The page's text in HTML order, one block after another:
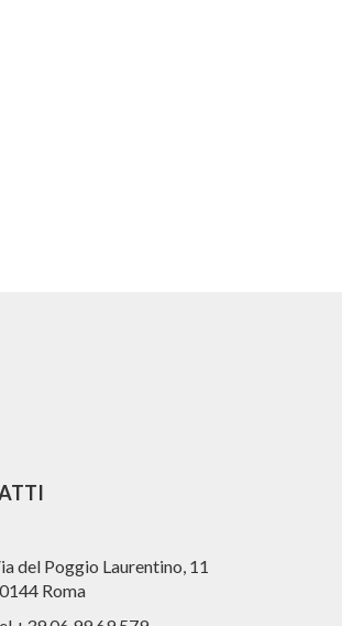
del Poggio Laurentino, 11
Roma